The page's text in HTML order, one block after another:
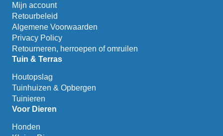
Mijn account
Retourbeleid
Algemene Voorwaarden
Privacy Policy
Retourneren, herroepen of omruilen
Tuin & Terras
Houtopslag
Tuinhuizen & Opbergen
Tuinieren
Voor Dieren
Honden